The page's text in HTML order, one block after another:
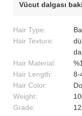
Vücut dalgası
Hair Type:
Hair Texture:
Hair Material:
Hair Length:
8-
Hair Color:
Weight:
Grade: